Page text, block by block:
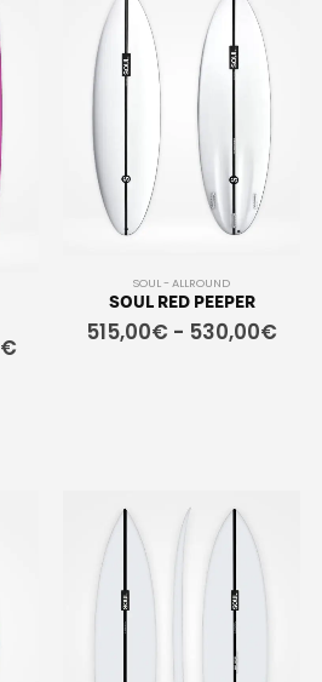
€
SOUL - ALLROUND
SOUL RED PEEPER
515,00€ - 530,00€